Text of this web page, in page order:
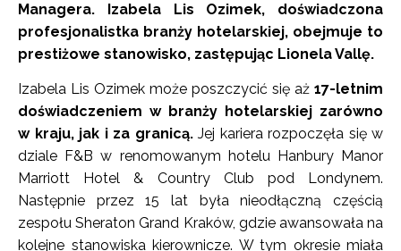
Managera. Izabela Lis Ozimek, doświadczona
profesjonalistka branży hotelarskiej, obejmuje to
prestiżowe stanowisko, zastępując Lionela Vallę.
Izabela Lis Ozimek może poszczycić się aż 17-letnim
doświadczeniem w branży hotelarskiej zarówno
w kraju, jak i za granicą. Jej kariera rozpoczęła się w
dziale F&B w renomowanym hotelu Hanbury Manor
Marriott Hotel & Country Club pod Londynem.
Następnie przez 15 lat była nieodłączną częścią
zespołu Sheraton Grand Kraków, gdzie awansowała na
kolejne stanowiska kierownicze. W tym okresie miała